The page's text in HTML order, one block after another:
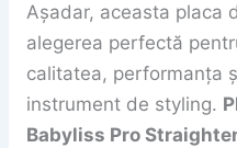
Așadar, aceasta placa
alegerea perfectă
calitatea, performanța
instrument de styling.
Babyliss Pro